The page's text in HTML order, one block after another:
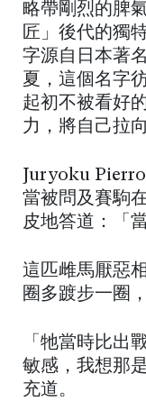
略帶剛烈的脾
匠」後代的獨
字源自日本著
夏，這個名字
起初不被看好
力，將自己拉
Juryoku
當被問及賽駒
皮地答道：「
這匹雌馬厭惡
圈多踱步一圈
「牠當時比出
敏感，我想那
充道。